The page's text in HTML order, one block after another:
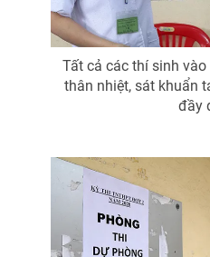
Cơ quan báo chí:
Thời báo VTV
Giấy phép hoạt động báo in và
cấp ngày 29/12/2023
Tổng Biên tập:
Vũ Thanh Thủy
Nguyễn Thị
Ðiện thoại Thời báo VTV:
toasoan@vtv.vn
Liên hệ quảng cáo:024-
Tất cả các thí sinh
thân nhiệt, sát khuẩn
đầy